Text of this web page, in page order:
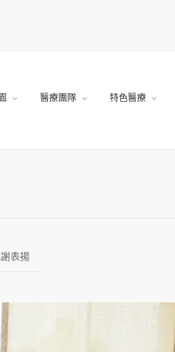
醫療團隊 特色醫療
表揚